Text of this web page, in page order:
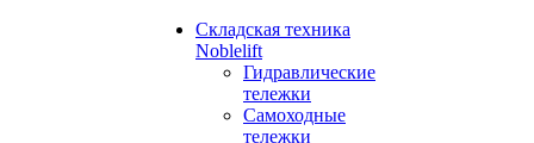
Складская техника
Noblelift
Гидравлические
тележки
Самоходные
тележки